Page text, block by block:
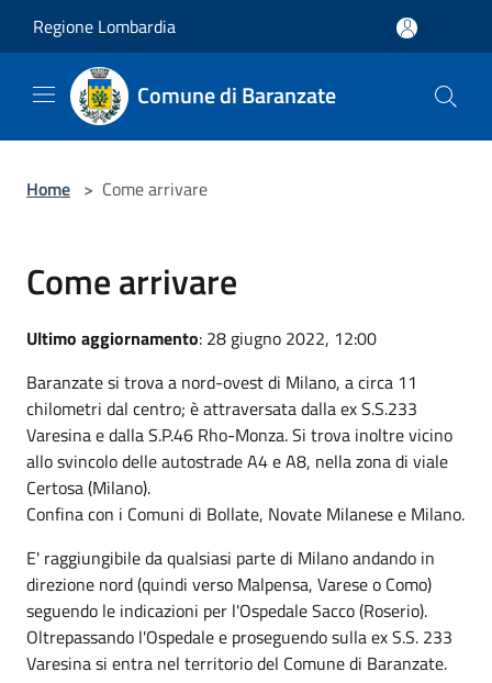
Regione Lombardia
Comune di Baranzate
Home > Come arrivare
Come arrivare
Ultimo aggiornamento: 28 giugno 2022, 12:00
Baranzate si trova a nord-ovest di Milano, a circa 11
chilometri dal centro; è attraversata dalla ex S.S.233
Varesina e dalla S.P.46 Rho-Monza. Si trova inoltre vicino
allo svincolo delle autostrade A4 e A8, nella zona di viale
Certosa (Milano).
Confina con i Comuni di Bollate, Novate Milanese e Milano.
E' raggiungibile da qualsiasi parte di Milano andando in
direzione nord (quindi verso Malpensa, Varese o Como)
seguendo le indicazioni per l'Ospedale Sacco (Roserio).
Oltrepassando l'Ospedale e proseguendo sulla ex S.S. 233
Varesina si entra nel territorio del Comune di Baranzate.